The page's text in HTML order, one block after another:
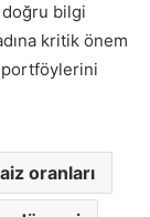
bilgi
kritik önem
portföylerini
oranları